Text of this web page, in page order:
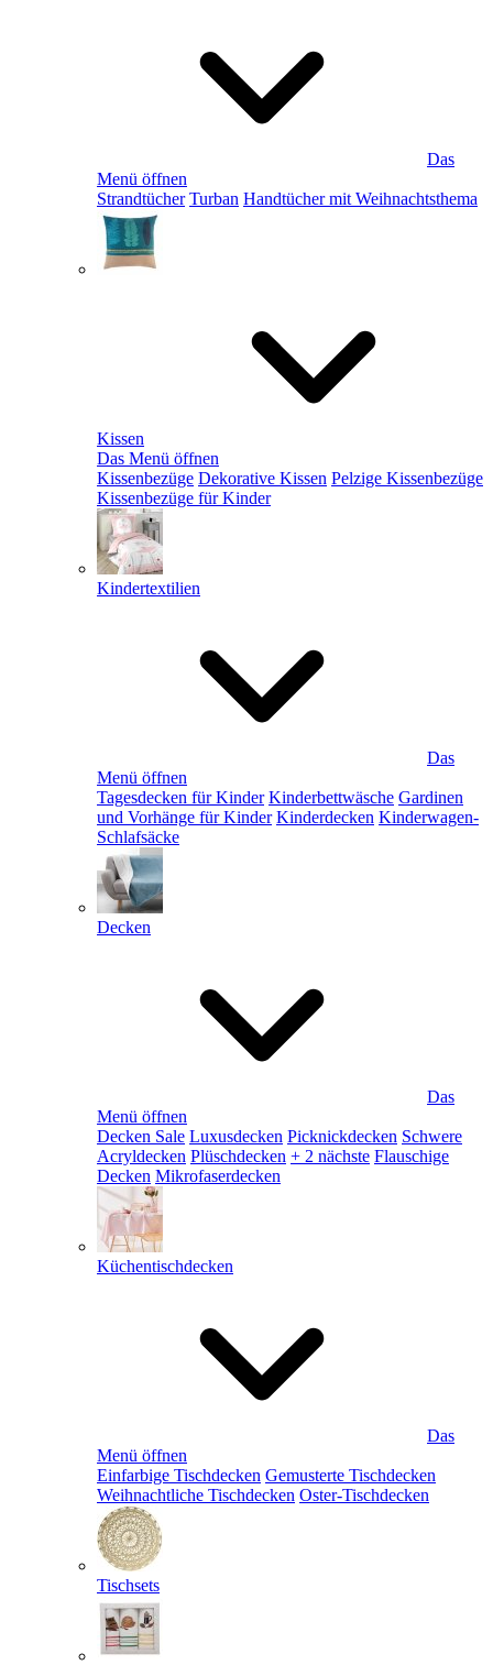
Das
Menü öffnen
Strandtücher Turban Handtücher mit Weihnachtsthema
Kissen
Das Menü öffnen
Kissenbezüge Dekorative Kissen Pelzige Kissenbezüge
Kissenbezüge für Kinder
Kindertextilien
Das
Menü öffnen
Tagesdecken für Kinder Kinderbettwäsche Gardinen
und Vorhänge für Kinder Kinderdecken Kinderwagen-
Schlafsäcke
Decken
Das
Menü öffnen
Decken Sale Luxusdecken Picknickdecken Schwere
Acryldecken Plüschdecken + 2 nächste Flauschige
Decken Mikrofaserdecken
Küchentischdecken
Das
Menü öffnen
Einfarbige Tischdecken Gemusterte Tischdecken
Weihnachtliche Tischdecken Oster-Tischdecken
Tischsets